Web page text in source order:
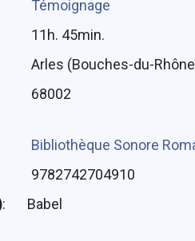
Témoignage
11h. 45min.
Arles (Bouches-du-
68002
Bibliothèque Sonore
9782742704910
: Babel